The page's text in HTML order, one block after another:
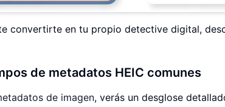
convertirte en tu propio detective digital,
de metadatos HEIC comunes
de imagen, verás un desglose